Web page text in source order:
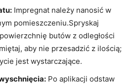
Impregnat należy nanosić w
pomieszczeniu.Spryskaj
butów z odległości
aby nie przesadzić z ilością;
jest wystarczające.
Po aplikacji odstaw